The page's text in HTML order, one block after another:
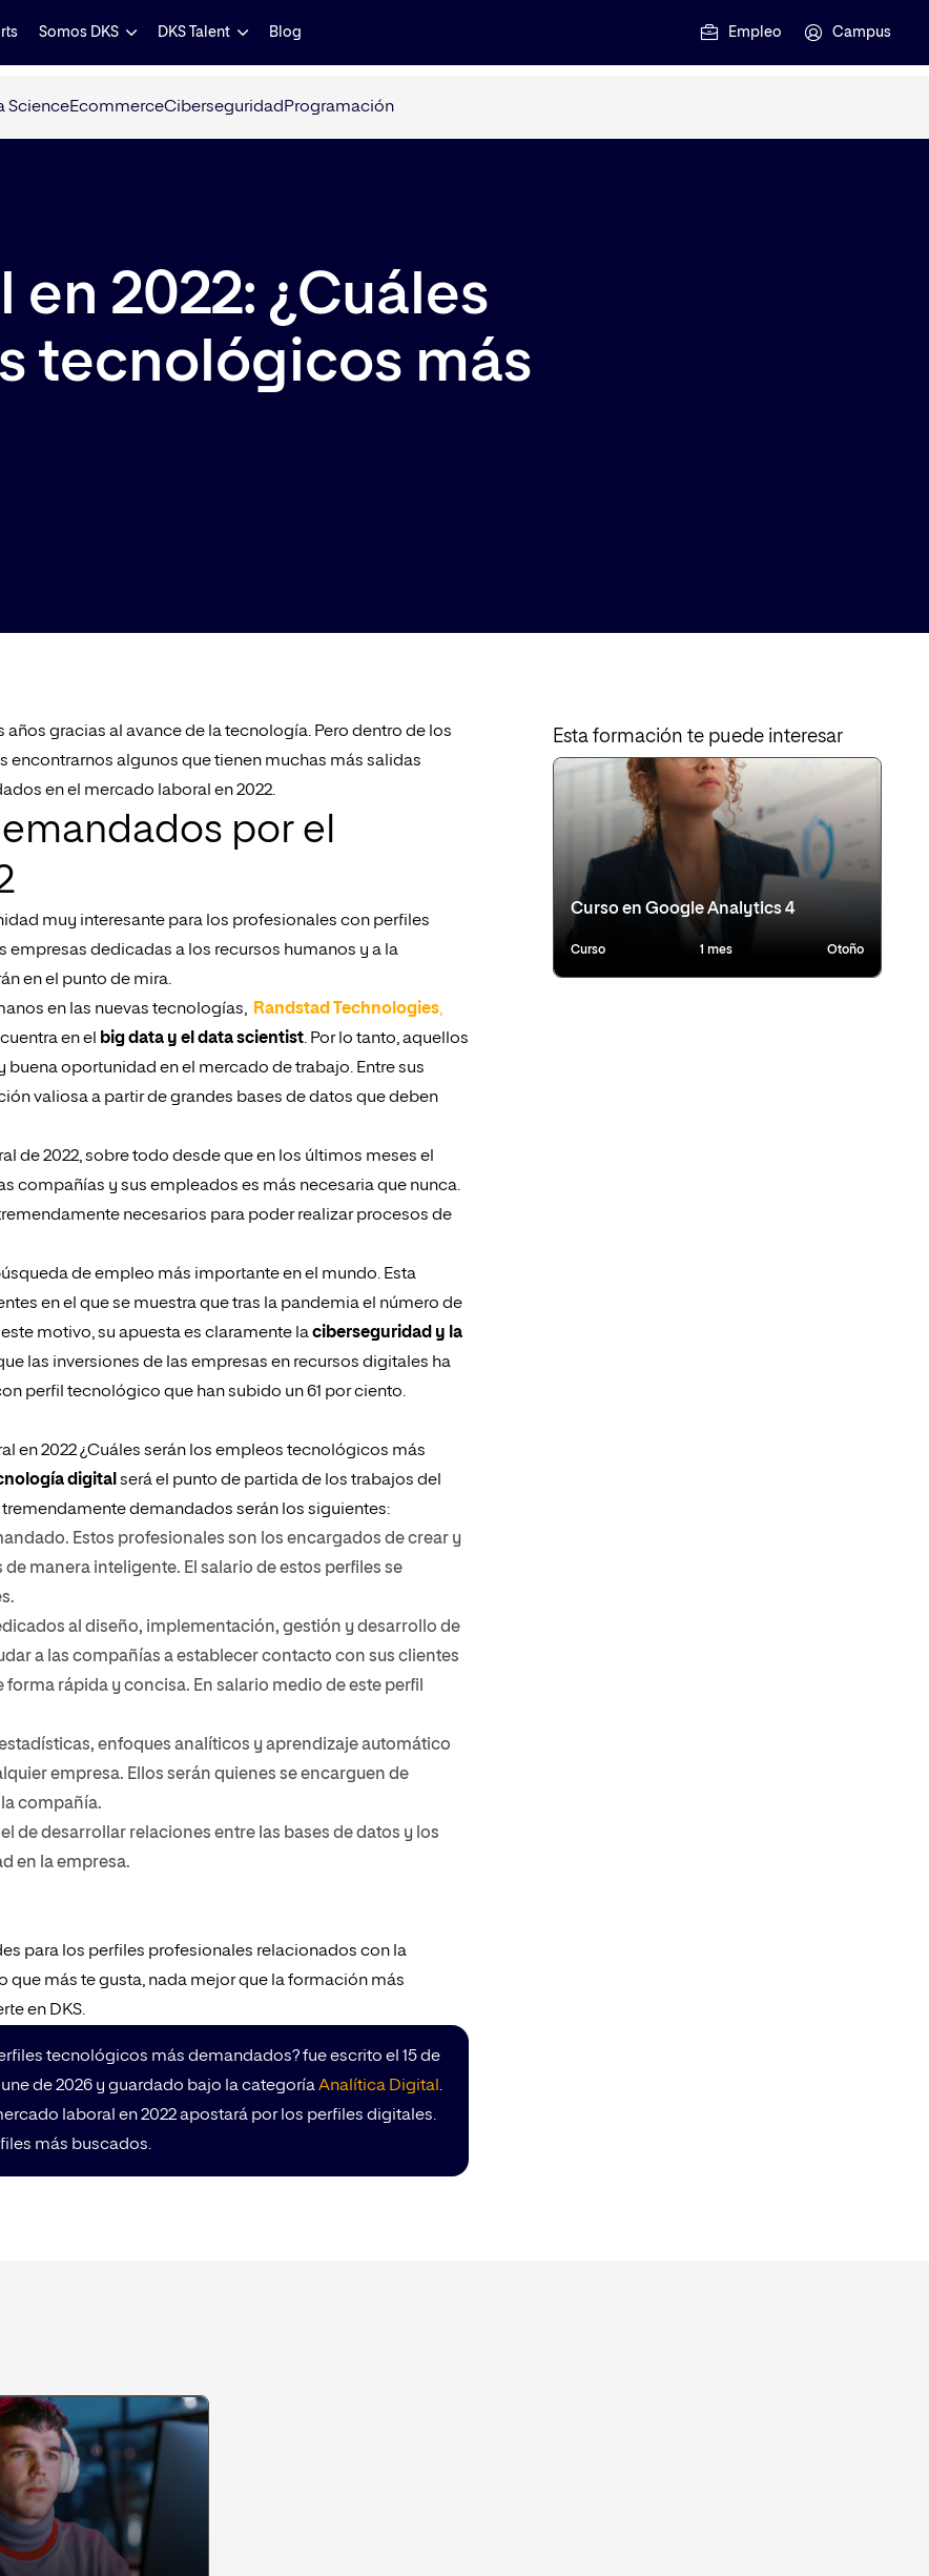
Somos DKS DKS Talent Blog Empleo Campus
ScienceEcommerceCiberseguridad Programación
2022: ¿Cuáles
tecnológicos más
gracias al avance de la tecnología. Pero dentro de los
algunos que tienen muchas más salidas
en el mercado laboral en 2022.
por el
muy interesante para los profesionales con perfiles
dedicadas a los recursos humanos y a la
en el punto de mira.
en las nuevas tecnologías, Randstad Technologies,
en el
big data y el data scientist. Por lo tanto, aquellos
oportunidad en el mercado de trabajo. Entre sus
valiosa a partir de grandes bases de datos que deben
de 2022, sobre todo desde que en los últimos meses el
compañías y sus empleados es más necesaria que nunca.
necesarios para poder realizar procesos de
de empleo más importante en el mundo. Esta
en el que se muestra que tras la pandemia el número de
motivo, su apuesta es claramente laciberseguridad y la
las inversiones de las empresas en recursos digitales ha
perfil tecnológico que han subido un 61 por ciento.
en 2022 ¿Cuáles serán los empleos tecnológicos más
digital será el punto de partida de los trabajos del
demandados serán los siguientes:
Estos profesionales son los encargados de crear y
manera inteligente. El salario de estos perfiles se
al diseño, implementación, gestión y desarrollo de
a las compañías a establecer contacto con sus clientes
rápida y concisa. En salario medio de este perfil
enfoques analíticos y aprendizaje automático
empresa. Ellos serán quienes se encarguen de
compañía.
de desarrollar relaciones entre las bases de datos y los
en la empresa.
para los perfiles profesionales relacionados con la
más te gusta, nada mejor que la formación más
en DKS.
tecnológicos más demandados? fue escrito el 15 de
de 2026 y guardado bajo la categoríaAnalítica Digital .
laboral en 2022 apostará por los perfiles digitales.
más buscados.
Esta formación te puede interesar
Curso en Google Analytics 4
Curso 1 mes Otoño